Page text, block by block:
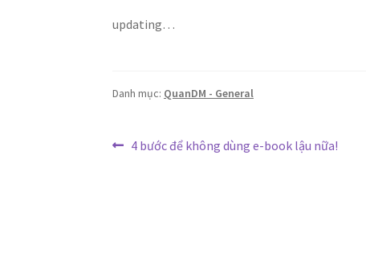
updating…
Danh mục: QuanDM - General
Điều
Bài
4 bước để không dùng e-book lậu nữa!